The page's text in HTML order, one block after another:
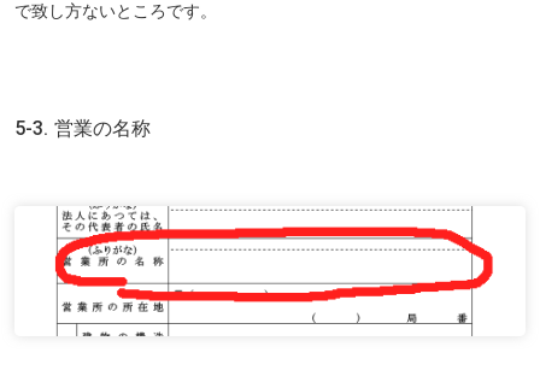
で致し方ないところです。
5-3. 営業の名称